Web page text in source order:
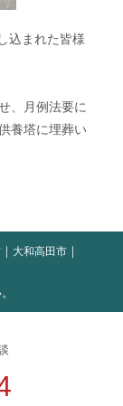
込まれた皆様
、月例法要に
養塔に埋葬い
大和高田市